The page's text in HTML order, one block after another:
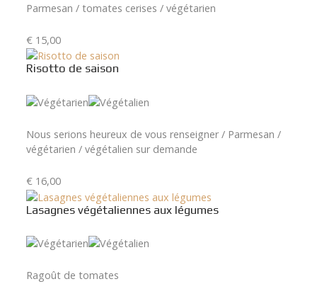
Parmesan / tomates cerises / végétarien
€ 15,00
Risotto de saison
Nous serions heureux de vous renseigner / Parmesan /
végétarien / végétalien sur demande
€ 16,00
Lasagnes végétaliennes aux légumes
Ragoût de tomates